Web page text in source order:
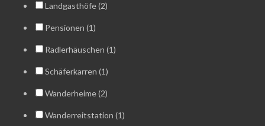
Landgasthöfe (2)
Pensionen (1)
Radlerhäuschen (1)
Schäferkarren (1)
Wanderheime (2)
Wanderreitstation (1)